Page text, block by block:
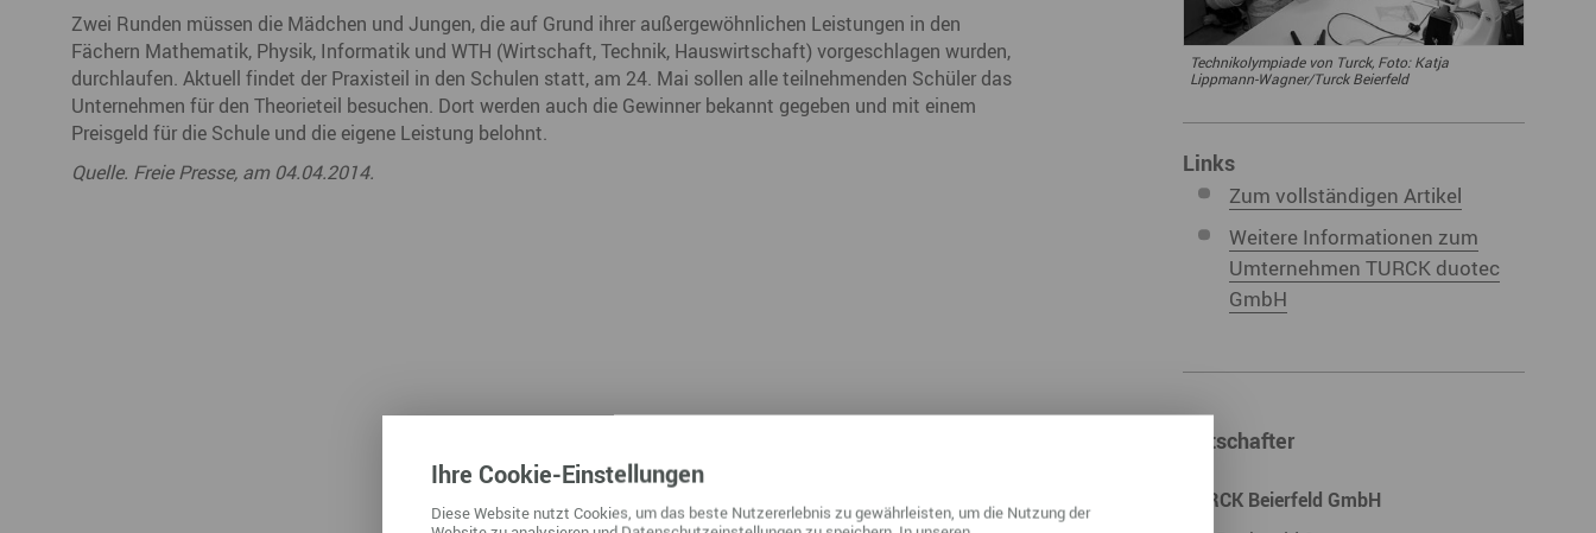
Nah dran am Abgrund Olympische Winterspiele 2026
Gesundheit & Wellness
Natur & Landschaft
Talsperren und Stauseen im Erzgebirge
Urlaubsregion Erzgebirge
Zwei Runden müssen die Mädchen und Jungen, die auf Grund ihrer außergewöhnlichen Leistungen in den
Fächern Mathematik, Physik, Informatik und WTH (Wirtschaft, Technik, Hauswirtschaft) vorgeschlagen wurden,
durchlaufen. Aktuell findet der Praxisteil in den Schulen statt, am 24. Mai sollen alle teilnehmenden Schüler das
Unternehmen für den Theorieteil besuchen. Dort werden auch die Gewinner bekannt gegeben und mit einem
Preisgeld für die Schule und die eigene Leistung belohnt.
Quelle. Freie Presse, am 04.04.2014.
Technikolympiade von Turck, Foto: Katja
Lippmann-Wagner/Turck Beierfeld
Links
Zum vollständigen Artikel
Weitere Informationen zum
Umternehmen TURCK duotec
GmbH
Botschafter
TURCK Beierfeld GmbH
Ihre Cookie-Einstellungen
DieseWebsite nutzt Cookies, um das beste Nutzererlebnis zu gewährleisten, um die Nutzung der